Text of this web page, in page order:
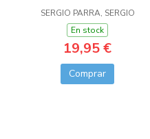
SERGIO PARRA, SERGIO
En stock
19,95 €
Comprar